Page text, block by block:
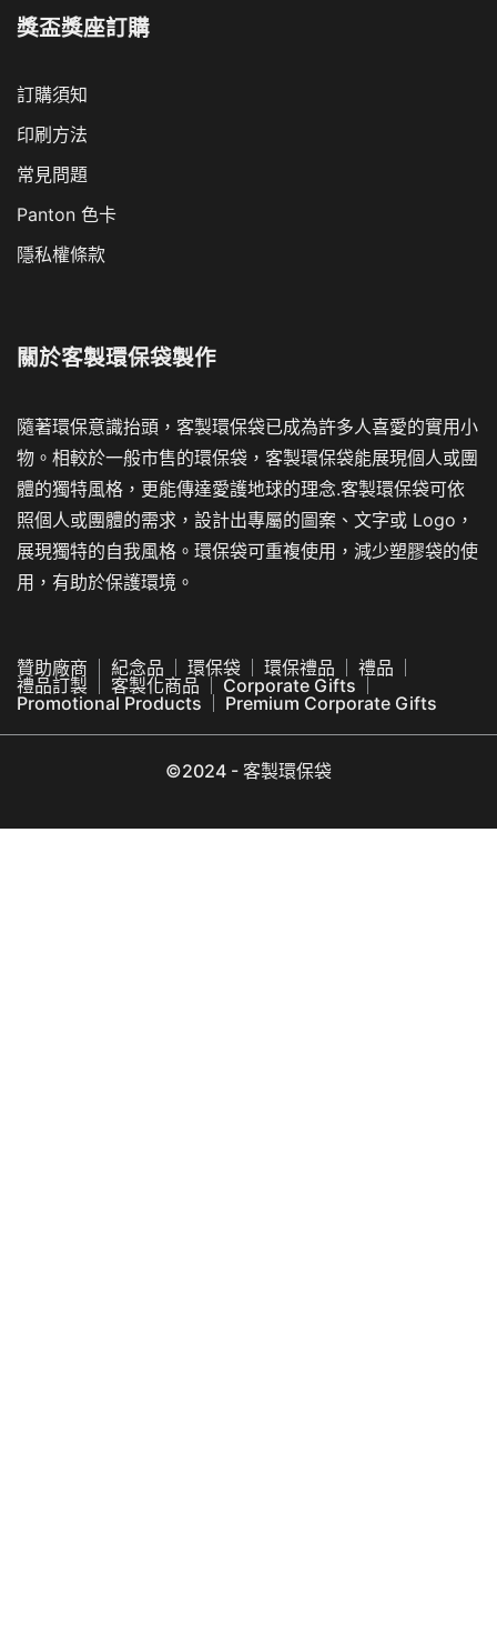
獎盃獎座訂購
訂購須知
印刷方法
常見問題
Panton 色卡
隱私權條款
關於客製環保袋製作
隨著環保意識抬頭，客製環保袋已成為許多人喜愛的實用小
物。相較於一般市售的環保袋，客製環保袋能展現個人或團
體的獨特風格，更能傳達愛護地球的理念.客製環保袋可依
照個人或團體的需求，設計出專屬的圖案、文字或 Logo，
展現獨特的自我風格。環保袋可重複使用，減少塑膠袋的使
用，有助於保護環境。
贊助廠商 紀念品 環保袋 環保禮品
禮品
禮品訂製
客製化商品
Corporate Gifts
Promotional Products
Premium Corporate Gifts
©2024 - 客製環保袋